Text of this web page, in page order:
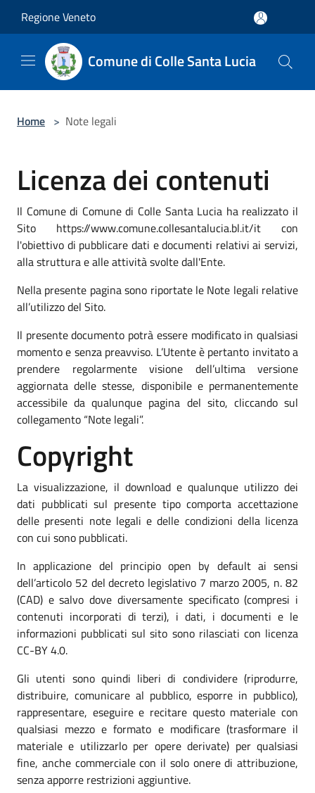
Regione Veneto
Comune di Colle Santa Lucia
Home > Note legali
Licenza dei contenuti
Il Comune di Comune di Colle Santa Lucia ha realizzato il
Sito https://www.comune.collesantalucia.bl.it/it con
l'obiettivo di pubblicare dati e documenti relativi ai servizi,
alla struttura e alle attività svolte dall'Ente.
Nella presente pagina sono riportate le Note legali relative
all’utilizzo del Sito.
Il presente documento potrà essere modificato in qualsiasi
momento e senza preavviso. L’Utente è pertanto invitato a
prendere regolarmente visione dell’ultima versione
aggiornata delle stesse, disponibile e permanentemente
accessibile da qualunque pagina del sito, cliccando sul
collegamento “Note legali”.
Copyright
La visualizzazione, il download e qualunque utilizzo dei
dati pubblicati sul presente tipo comporta accettazione
delle presenti note legali e delle condizioni della licenza
con cui sono pubblicati.
In applicazione del principio open by default ai sensi
dell’articolo 52 del decreto legislativo 7 marzo 2005, n. 82
(CAD) e salvo dove diversamente specificato (compresi i
contenuti incorporati di terzi), i dati, i documenti e le
informazioni pubblicati sul sito sono rilasciati con licenza
CC-BY 4.0.
Gli utenti sono quindi liberi di condividere (riprodurre,
distribuire, comunicare al pubblico, esporre in pubblico),
rappresentare, eseguire e recitare questo materiale con
qualsiasi mezzo e formato e modificare (trasformare il
materiale e utilizzarlo per opere derivate) per qualsiasi
fine, anche commerciale con il solo onere di attribuzione,
senza apporre restrizioni aggiuntive.